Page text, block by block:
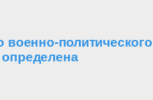
военно-политического